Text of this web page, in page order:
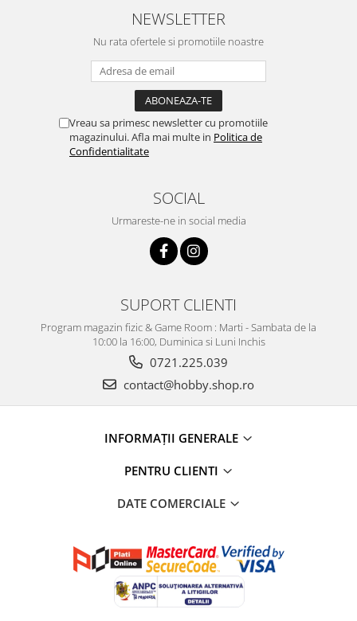
NEWSLETTER
Nu rata ofertele si promotiile noastre
Vreau sa primesc newsletter cu promotiile
magazinului. Afla mai multe in Politica de
Confidentialitate
SOCIAL
Urmareste-ne in social media
SUPORT CLIENTI
Program magazin fizic & Game Room : Marti - Sambata de la
10:00 la 16:00, Duminica si Luni Inchis
0721.225.039
contact@hobby.shop.ro
INFORMAŢII GENERALE
PENTRU CLIENTI
DATE COMERCIALE